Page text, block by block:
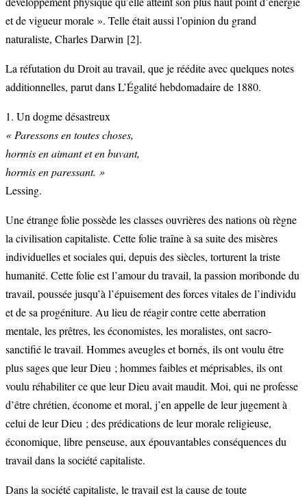
et de vigueur morale ». Telle était aussi l’opinion du grand
naturaliste, Charles Darwin [2].
La réfutation du Droit au travail, que je réédite avec quelques notes
additionnelles, parut dans L’Égalité hebdomadaire de 1880.
1. Un dogme désastreux
« Paressons en toutes choses,
hormis en aimant et en buvant,
hormis en paressant. »
Lessing.
Une étrange folie possède les classes ouvrières des nations où règne
la civilisation capitaliste. Cette folie traîne à sa suite des misères
individuelles et sociales qui, depuis des siècles, torturent la triste
humanité. Cette folie est l’amour du travail, la passion moribonde du
travail, poussée jusqu’à l’épuisement des forces vitales de l’individu
et de sa progéniture. Au lieu de réagir contre cette aberration
mentale, les prêtres, les économistes, les moralistes, ont sacro-
sanctifié le travail. Hommes aveugles et bornés, ils ont voulu être
plus sages que leur Dieu ; hommes faibles et méprisables, ils ont
voulu réhabiliter ce que leur Dieu avait maudit. Moi, qui ne professe
d’être chrétien, économe et moral, j’en appelle de leur jugement à
celui de leur Dieu ; des prédications de leur morale religieuse,
économique, libre penseuse, aux épouvantables conséquences du
travail dans la société capitaliste.
Dans la société capitaliste, le travail est la cause de toute